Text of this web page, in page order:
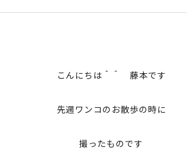
こんにちは＾＾ 藤本です
先週ワンコのお散歩の時に
撮ったものです